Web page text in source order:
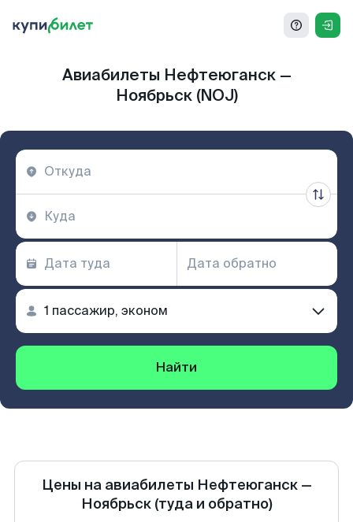
Авиабилеты Нефтеюганск —
Ноябрьск (NOJ)
Найти
Цены на авиабилеты Нефтеюганск—
Ноябрьск (туда и обратно)